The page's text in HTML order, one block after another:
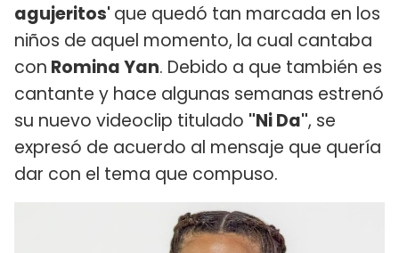
agujeritos'que quedó tan marcada en los
niños de aquel momento, la cual cantaba
con Romina Yan. Debido a que también es
cantante y hace algunas semanas estrenó
su nuevo videoclip titulado "Ni Da", se
expresó de acuerdo al mensaje que quería
dar con el tema que compuso.